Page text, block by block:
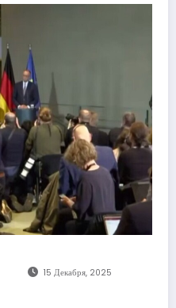
15 Декабря, 2025